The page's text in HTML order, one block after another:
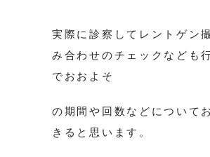
実際に診察してレントゲン
み合わせのチェックなども
でおおよそ
の期間や回数などについて
きると思います。